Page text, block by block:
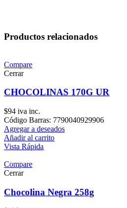
Productos relacionados
Compare
Cerrar
CHOCOLINAS 170G UR
$94 iva inc.
Código Barras: 7790040929906
Agregar a deseados
Añadir al carrito
Vista Rápida
Compare
Cerrar
Chocolina Negra 258g